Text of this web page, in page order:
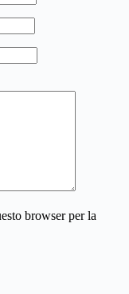
browser per la